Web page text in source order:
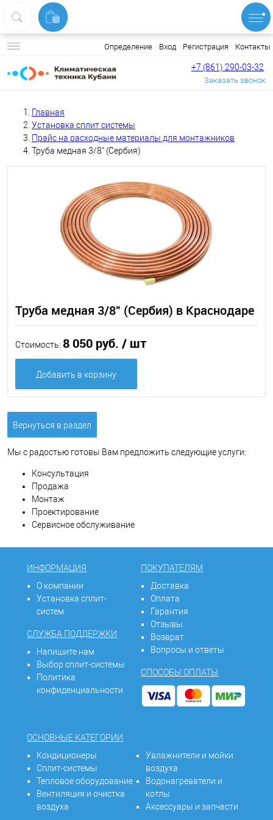
Определение Вход Регистрация Контакты
+7 (861) 290-03-32
Заказать звонок
Главная
Установка сплит системы
Прайс на расходные материалы для монтажников
Труба медная 3/8" (Сербия)
Труба медная 3/8" (Сербия) в Краснодаре
Стоимость: 8 050 руб. / шт
Добавить в корзину
Вернуться в раздел
Мы с радостью готовы Вам предложить следующие услуги:
Консультация
Продажа
Монтаж
Проектирование
Сервисное обслуживание
ИНФОРМАЦИЯ
О компании
Установка сплит-
систем
СЛУЖБА ПОДДЕРЖКИ
Напишите нам
Выбор сплит-системы
Политика
конфиденциальности
ПОКУПАТЕЛЯМ
Доставка
Оплата
Гарантия
Отзывы
Возврат
Вопросы и ответы
СПОСОБЫ ОПЛАТЫ
ОСНОВНЫЕ КАТЕГОРИИ
Кондиционеры
Сплит-системы
Тепловое оборудование
Вентиляция и очистка
воздуха
Увлажнители и мойки
воздуха
Водонагреватели и
котлы
Аксессуары и запчасти